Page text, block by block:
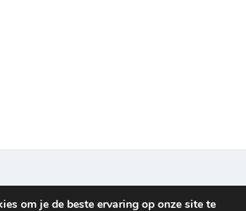
policyom je de beste ervaring op onze site te